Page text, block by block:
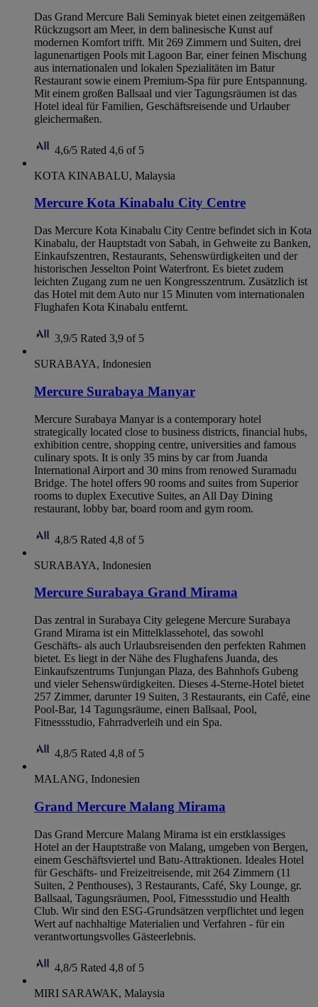
Das Grand Mercure Bali Seminyak bietet einen zeitgemäßen
Rückzugsort am Meer, in dem balinesische Kunst auf
modernen Komfort trifft. Mit 269 Zimmern und Suiten, drei
lagunenartigen Pools mit Lagoon Bar, einer feinen Mischung
aus internationalen und lokalen Spezialitäten im Batur
Restaurant sowie einem Premium-Spa für pure Entspannung.
Mit einem großen Ballsaal und vier Tagungsräumen ist das
Hotel ideal für Familien, Geschäftsreisende und Urlauber
gleichermaßen.
4,6/5 Rated 4,6 of 5
KOTA KINABALU, Malaysia
Mercure Kota Kinabalu City Centre
Das Mercure Kota Kinabalu City Centre befindet sich in Kota
Kinabalu, der Hauptstadt von Sabah, in Gehweite zu Banken,
Einkaufszentren, Restaurants, Sehenswürdigkeiten und der
historischen Jesselton Point Waterfront. Es bietet zudem
leichten Zugang zum ne uen Kongresszentrum. Zusätzlich ist
das Hotel mit dem Auto nur 15 Minuten vom internationalen
Flughafen Kota Kinabalu entfernt.
3,9/5 Rated 3,9 of 5
SURABAYA, Indonesien
Mercure Surabaya Manyar
Mercure Surabaya Manyar is a contemporary hotel
strategically located close to business districts, financial hubs,
exhibition centre, shopping centre, universities and famous
culinary spots. It is only 35 mins by car from Juanda
International Airport and 30 mins from renowed Suramadu
Bridge. The hotel offers 90 rooms and suites from Superior
rooms to duplex Executive Suites, an All Day Dining
restaurant, lobby bar, board room and gym room.
4,8/5 Rated 4,8 of 5
SURABAYA, Indonesien
Mercure Surabaya Grand Mirama
Das zentral in Surabaya City gelegene Mercure Surabaya
Grand Mirama ist ein Mittelklassehotel, das sowohl
Geschäfts- als auch Urlaubsreisenden den perfekten Rahmen
bietet. Es liegt in der Nähe des Flughafens Juanda, des
Einkaufszentrums Tunjungan Plaza, des Bahnhofs Gubeng
und vieler Sehenswürdigkeiten. Dieses 4-Sterne-Hotel bietet
257 Zimmer, darunter 19 Suiten, 3 Restaurants, ein Café, eine
Pool-Bar, 14 Tagungsräume, einen Ballsaal, Pool,
Fitnessstudio, Fahrradverleih und ein Spa.
4,8/5 Rated 4,8 of 5
MALANG, Indonesien
Grand Mercure Malang Mirama
Das Grand Mercure Malang Mirama ist ein erstklassiges
Hotel an der Hauptstraße von Malang, umgeben von Bergen,
einem Geschäftsviertel und Batu-Attraktionen. Ideales Hotel
für Geschäfts- und Freizeitreisende, mit 264 Zimmern (11
Suiten, 2 Penthouses), 3 Restaurants, Café, Sky Lounge, gr.
Ballsaal, Tagungsräumen, Pool, Fitnessstudio und Health
Club. Wir sind den ESG-Grundsätzen verpflichtet und legen
Wert auf nachhaltige Materialien und Verfahren - für ein
verantwortungsvolles Gästeerlebnis.
4,8/5 Rated 4,8 of 5
MIRI SARAWAK, Malaysia